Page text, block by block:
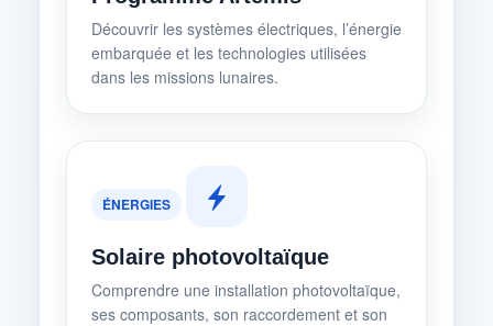
Découvrir les systèmes électriques, l’énergie
embarquée et les technologies utilisées
dans les missions lunaires.
ÉNERGIES
Solaire photovoltaïque
Comprendre une installation photovoltaïque,
ses composants, son raccordement et son